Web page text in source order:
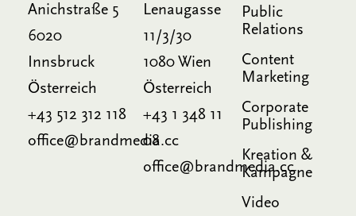
Anichstraße 5
6020
Innsbruck
Österreich
+43 512 312 118
office@brandmedia.cc
Lenaugasse
11/3/30
1080 Wien
Österreich
+43 1 348 11
08
office@brandmedia.cc
Public
Relations
Content
Marketing
Corporate
Publishing
Kreation &
Kampagne
Video